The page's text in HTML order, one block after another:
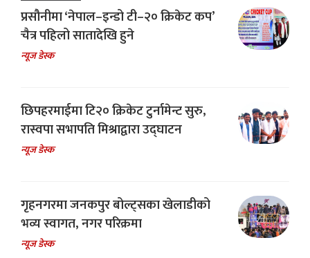
प्रसौनीमा ‘नेपाल–इन्डो टी–२० क्रिकेट कप’
चैत्र पहिलो सातादेखि हुने
न्यूज डेस्क
छिपहरमाईमा टि२० क्रिकेट टुर्नामेन्ट सुरु,
रास्वपा सभापति मिश्राद्वारा उद्घाटन
न्यूज डेस्क
गृहनगरमा जनकपुर बोल्ट्सका खेलाडीको
भव्य स्वागत, नगर परिक्रमा
न्यूज डेस्क